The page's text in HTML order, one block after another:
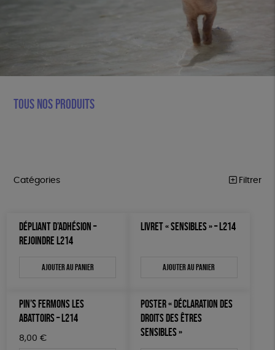
Tous nos produits
Catégories Filtrer
OUTILS MILITANTS
CARTES
BROCHURES
Par défaut
Nouveauté
Disponibilité
Prix
0 € - 50 €
100 € - 150 €
150 € - 200 €
DÉPLIANT D’ADHÉSION –
REJOINDRE L214
Ajouter au panier
LIVRET « SENSIBLES » – L214
Ajouter au panier
PIN’S FERMONS LES
ABATTOIRS – L214
8,00 €
POSTER « DÉCLARATION DES
DROITS DES ÊTRES
SENSIBLES »